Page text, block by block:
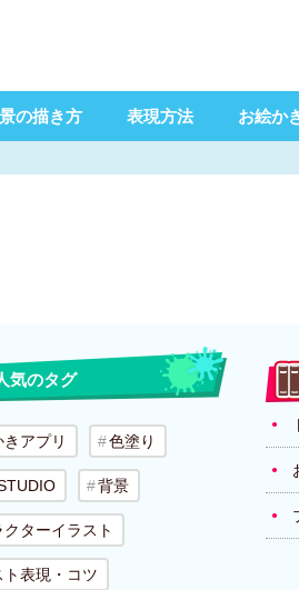
の描き方 表現方法 お絵か
気のタグ
アプリ 色塗り
背景
ターイラスト
ト表現・コツ